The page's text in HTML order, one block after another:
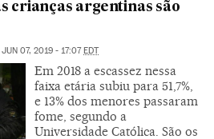
crianças argentinas são
JUN 07, 2019 - 17:07EDT
Em 2018 a escassez nessa
faixa etária subiu para 51,7%,
e 13% dos menores passaram
fome, segundo a
Universidade Católica. São os